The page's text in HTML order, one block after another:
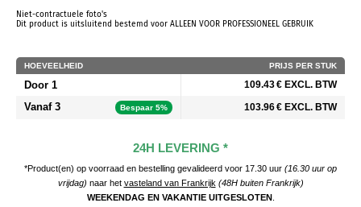
Niet-contractuele foto's
Dit product is uitsluitend bestemd voor ALLEEN VOOR PROFESSIONEEL GEBRUIK
HOEVEELHEID PRIJS PER STUK
Door 1 109.43 € EXCL. BTW
Vanaf 3 Bespaar 5% 103.96 € EXCL. BTW
24H LEVERING *
*Product(en) op voorraad en bestelling gevalideerd voor 17.30 uur (16.30 uur op
vrijdag) naar het vasteland van Frankrijk (48H buiten Frankrijk)
WEEKENDAG EN VAKANTIE UITGESLOTEN.